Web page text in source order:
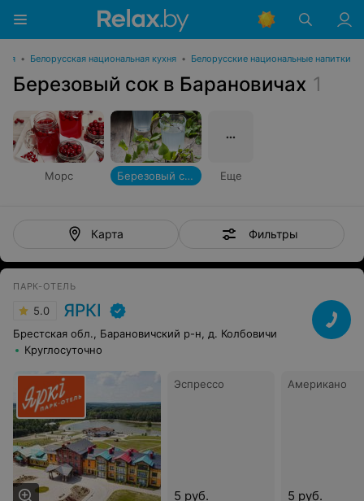
• Белорусская национальная кухня • Белорусские национальные напитки
Березовый сок в Барановичах 1
Морс Березовый сок Еще
Карта Фильтры
ПАРК-ОТЕЛЬ
5.0 ЯРКI
Брестская обл., Барановичский р-н, д. Колбовичи
Круглосуточно
Эспрессо
5 руб.
Американо
5 руб.